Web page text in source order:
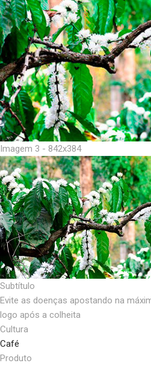
Imagem 3 - 842x384
Subtítulo
Evite as doenças apostando na
logo após a colheita
Cultura
Café
Produto